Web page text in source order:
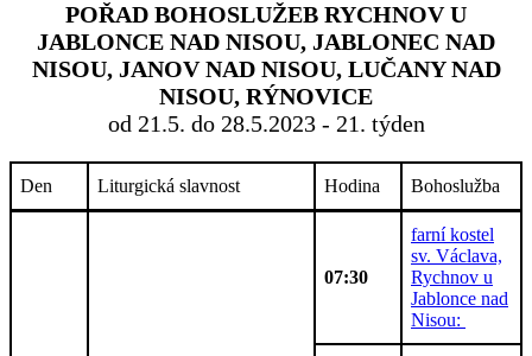
POŘAD BOHOSLUŽEB RYCHNOV U
JABLONCE NAD NISOU, JABLONEC NAD
NISOU, JANOV NAD NISOU, LUČANY NAD
NISOU, RÝNOVICE
od 21.5. do 28.5.2023 - 21. týden
Den Liturgická slavnost Hodina Bohoslužba
07:30
farní kostel
sv. Václava,
Rychnov u
Jablonce nad
Nisou: